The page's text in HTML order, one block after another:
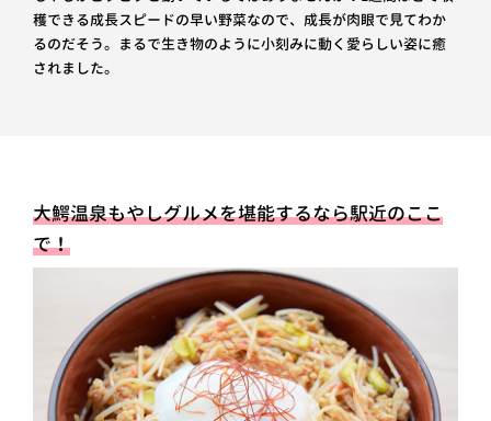
穫できる成長スピードの早い野菜なので、成長が肉眼で見てわか
るのだそう。まるで生き物のように小刻みに動く愛らしい姿に癒
されました。
大鰐温泉もやしグルメを堪能するなら駅近のここ
で！